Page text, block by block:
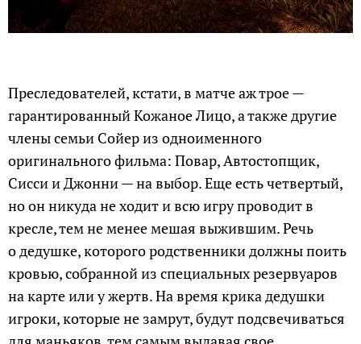
Преследователей, кстати, в матче аж трое —
гарантированный Кожаное Лицо, а также другие
члены семьи Сойер из одноименного
оригинального фильма: Повар, Автостопщик,
Сисси и Джонни — на выбор. Еще есть четвертый,
но он никуда не ходит и всю игру проводит в
кресле, тем не менее мешая выжившим. Речь
о дедушке, которого родственники должны поить
кровью, собранной из специальных резервуаров
на карте или у жертв. На время крика дедушки
игроки, которые не замрут, будут подсвечиваться